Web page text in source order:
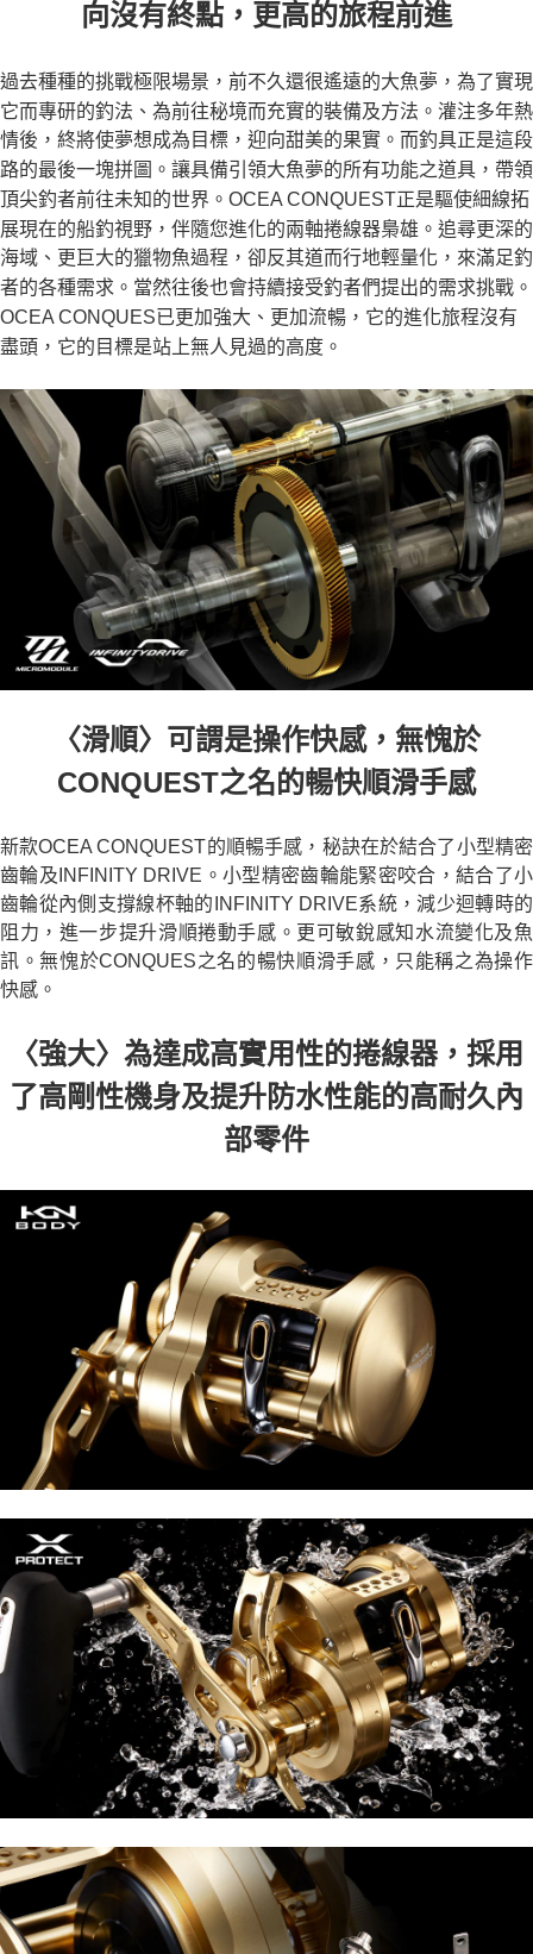
向沒有終點，更高的旅程前進
過去種種的挑戰極限場景，前不久還很遙遠的大魚夢，為了實現
它而專研的釣法、為前往秘境而充實的裝備及方法。灌注多年熱
情後，終將使夢想成為目標，迎向甜美的果實。而釣具正是這段
路的最後一塊拼圖。讓具備引領大魚夢的所有功能之道具，帶領
頂尖釣者前往未知的世界。OCEA CONQUEST正是驅使細線拓
展現在的船釣視野，伴隨您進化的兩軸捲線器梟雄。追尋更深的
海域、更巨大的獵物魚過程，卻反其道而行地輕量化，來滿足釣
者的各種需求。當然往後也會持續接受釣者們提出的需求挑戰。
OCEA CONQUES已更加強大、更加流暢，它的進化旅程沒有
盡頭，它的目標是站上無人見過的高度。
〈滑順〉可謂是操作快感，無愧於
CONQUEST之名的暢快順滑手感
新款OCEA CONQUEST的順暢手感，秘訣在於結合了小型精密
齒輪及INFINITY DRIVE。小型精密齒輪能緊密咬合，結合了小
齒輪從內側支撐線杯軸的INFINITY DRIVE系統，減少迴轉時的
阻力，進一步提升滑順捲動手感。更可敏銳感知水流變化及魚
訊。無愧於CONQUES之名的暢快順滑手感，只能稱之為操作
快感。
〈強大〉為達成高實用性的捲線器，採用
了高剛性機身及提升防水性能的高耐久內
部零件